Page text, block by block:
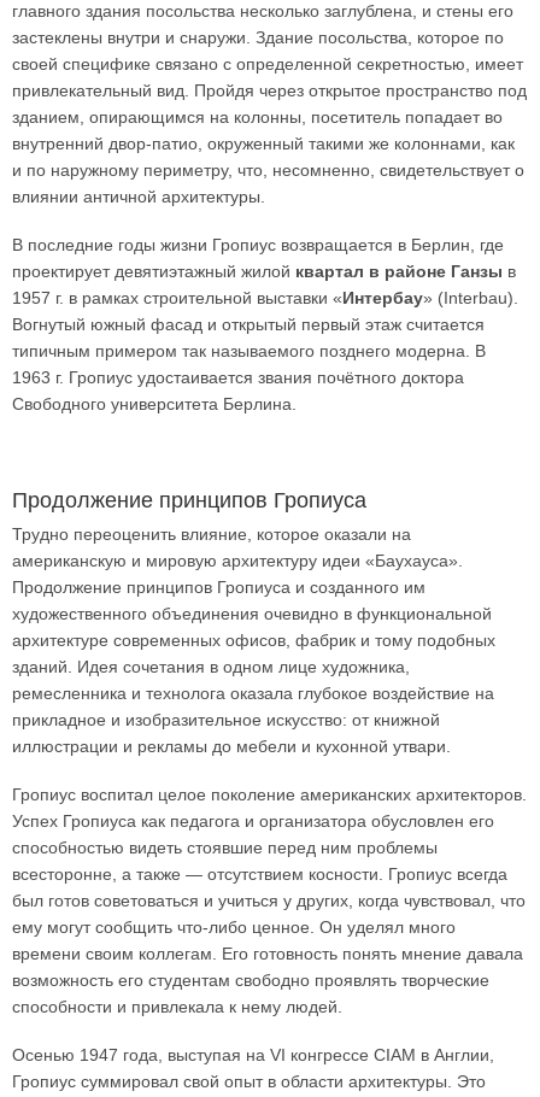
главного здания посольства несколько заглублена, и стены его
застеклены внутри и снаружи. Здание посольства, которое по
своей специфике связано с определенной секретностью, имеет
привлекательный вид. Пройдя через открытое пространство под
зданием, опирающимся на колонны, посетитель попадает во
внутренний двор-патио, окруженный такими же колоннами, как
и по наружному периметру, что, несомненно, свидетельствует о
влиянии античной архитектуры.
В последние годы жизни Гропиус возвращается в Берлин, где
проектирует девятиэтажный жилой квартал в районе Ганзы в
1957 г. в рамках строительной выставки «Интербау» (Interbau).
Вогнутый южный фасад и открытый первый этаж считается
типичным примером так называемого позднего модерна. В
1963 г. Гропиус удостаивается звания почётного доктора
Свободного университета Берлина.
Продолжение принципов Гропиуса
Трудно переоценить влияние, которое оказали на
американскую и мировую архитектуру идеи «Баухауса».
Продолжение принципов Гропиуса и созданного им
художественного объединения очевидно в функциональной
архитектуре современных офисов, фабрик и тому подобных
зданий. Идея сочетания в одном лице художника,
ремесленника и технолога оказала глубокое воздействие на
прикладное и изобразительное искусство: от книжной
иллюстрации и рекламы до мебели и кухонной утвари.
Гропиус воспитал целое поколение американских архитекторов.
Успех Гропиуса как педагога и организатора обусловлен его
способностью видеть стоявшие перед ним проблемы
всесторонне, а также — отсутствием косности. Гропиус всегда
был готов советоваться и учиться у других, когда чувствовал, что
ему могут сообщить что-либо ценное. Он уделял много
времени своим коллегам. Его готовность понять мнение давала
возможность его студентам свободно проявлять творческие
способности и привлекала к нему людей.
Осенью 1947 года, выступая на VI конгрессе СІАМ в Англии,
Гропиус суммировал свой опыт в области архитектуры. Это